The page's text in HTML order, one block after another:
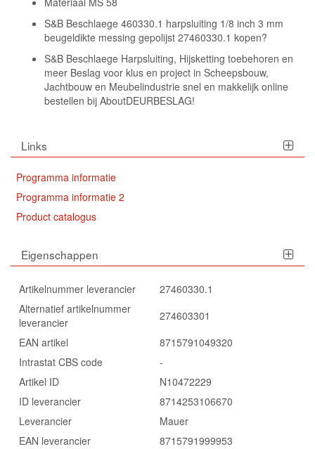
S&B Beschlaege 460330.1 harpsluiting 1/8 inch 3 mm
beugeldikte messing gepolijst 27460330.1 kopen?
S&B Beschlaege Harpsluiting, Hijsketting toebehoren en
meer Beslag voor klus en project in Scheepsbouw,
Jachtbouw en Meubelindustrie snel en makkelijk online
bestellen bij AboutDEURBESLAG!
Links
Programma informatie
Programma informatie 2
Product catalogus
Eigenschappen
Artikelnummer leverancier
27460330.1
Alternatief artikelnummer
leverancier
274603301
EAN artikel
8715791049320
Intrastat CBS code
-
Artikel ID
N10472229
ID leverancier
8714253106670
Leverancier
Mauer
EAN leverancier
8715791999953